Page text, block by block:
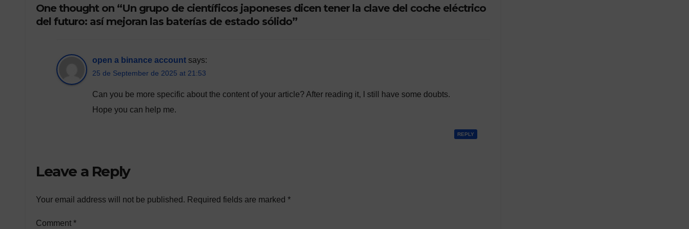
resiliente
con hidrógeno
One thought on “Un grupo de científicos japoneses dicen tener la clave del coche eléctrico
del futuro: así mejoran las baterías de estado sólido”
open a binance account says:
25 de September de 2025 at 21:53
Can you be more specific about the content of your article? After reading it, I still have some doubts.
Hope you can help me.
REPLY
Leave a Reply
Your email address will not be published. Required fields are marked *
Comment *